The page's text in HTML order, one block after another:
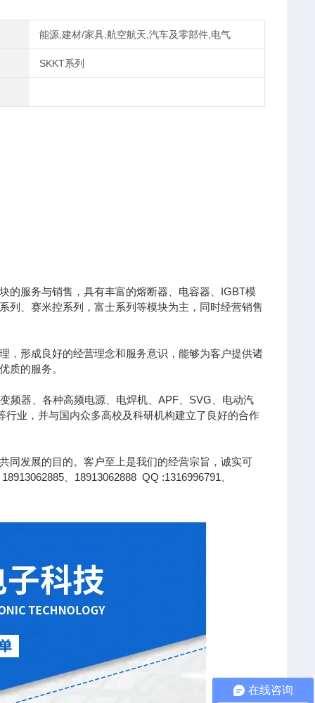
能源,建材/家具,航空航天,汽车及零部件,电气
SKKT系列
的服务与销售，具有丰富的熔断器、电容器、IGBT模
列、赛米控系列，富士系列等模块为主，同时经营销售
，形成良好的经营理念和服务意识，能够为客户提供诸
质的服务。
频器、各种高频电源、电焊机、APF、SVG、电动汽
业，并与国内众多高校及科研机构建立了良好的合作
同发展的目的。客户至上是我们的经营宗旨，诚实可
、18913062888 QQ :1316996791、
在线咨询